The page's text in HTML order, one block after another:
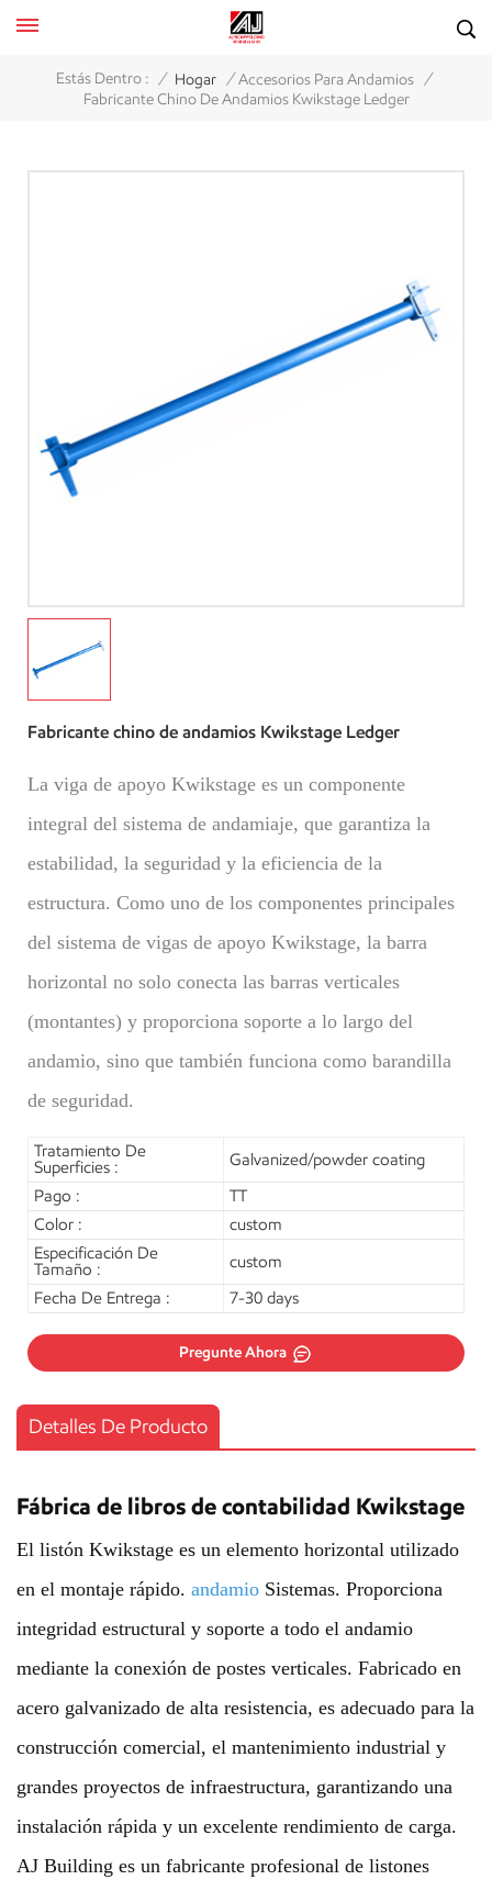
Estás Dentro : / Hogar / Accesorios Para Andamios /
Fabricante Chino De Andamios Kwikstage Ledger
Fabricante chino de andamios Kwikstage Ledger
La viga de apoyo Kwikstage es un componente
integral del sistema de andamiaje, que garantiza la
estabilidad, la seguridad y la eficiencia de la
estructura. Como uno de los componentes principales
del sistema de vigas de apoyo Kwikstage, la barra
horizontal no solo conecta las barras verticales
(montantes) y proporciona soporte a lo largo del
andamio, sino que también funciona como barandilla
de seguridad.
Tratamiento De
Superficies :
Galvanized/powder coating
Pago :
TT
Color :
custom
Especificación De
Tamaño :
custom
Fecha De Entrega :
7-30 days
Pregunte Ahora
Detalles De Producto
Fábrica de libros de contabilidad Kwikstage
El listón Kwikstage es un elemento horizontal utilizado
en el montaje rápido. andamio Sistemas. Proporciona
integridad estructural y soporte a todo el andamio
mediante la conexión de postes verticales. Fabricado en
acero galvanizado de alta resistencia, es adecuado para la
construcción comercial, el mantenimiento industrial y
grandes proyectos de infraestructura, garantizando una
instalación rápida y un excelente rendimiento de carga.
AJ Building es un fabricante profesional de listones